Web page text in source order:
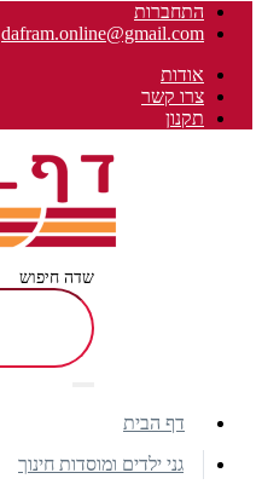
התחברות
dafram.online@gmail.com
אודות
צרו קשר
תקנון
שדה חיפוש
דף הבית
גני ילדים ומוסדות חינוך